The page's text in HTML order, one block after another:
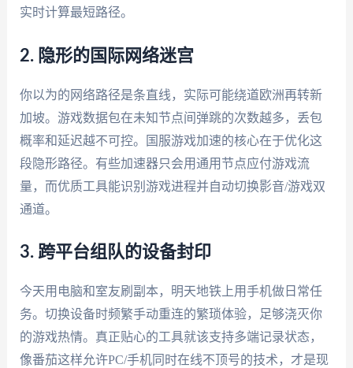
实时计算最短路径。
2. 隐形的国际网络迷宫
你以为的网络路径是条直线，实际可能绕道欧洲再转新
加坡。游戏数据包在未知节点间弹跳的次数越多，丢包
概率和延迟越不可控。国服游戏加速的核心在于优化这
段隐形路径。有些加速器只会用通用节点应付游戏流
量，而优质工具能识别游戏进程并自动切换影音/游戏双
通道。
3. 跨平台组队的设备封印
今天用电脑和室友刷副本，明天地铁上用手机做日常任
务。切换设备时频繁手动重连的繁琐体验，足够浇灭你
的游戏热情。真正贴心的工具就该支持多端记录状态，
像番茄这样允许PC/手机同时在线不顶号的技术，才是现